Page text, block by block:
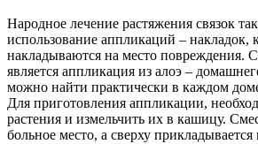
Народное лечение растяжения связок
использование аппликаций – накладок,
накладываются на место повреждения.
является аппликация из алоэ –
можно найти практически в каждом
Для приготовления аппликации,
растения и измельчить их в кашицу.
больное место, а сверху прикладывается